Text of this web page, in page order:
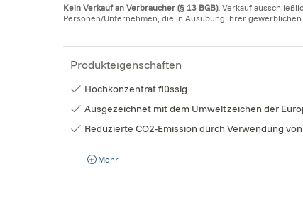
Kein Verkauf an Verbraucher (§ 13 BGB). Verkauf
Personen/Unternehmen, die in Ausübung ihrer
Produkteigenschaften
Hochkonzentrat flüssig
Ausgezeichnet mit dem Umweltzeichen der
Reduzierte CO2-Emission durch Verwendung
Mehr